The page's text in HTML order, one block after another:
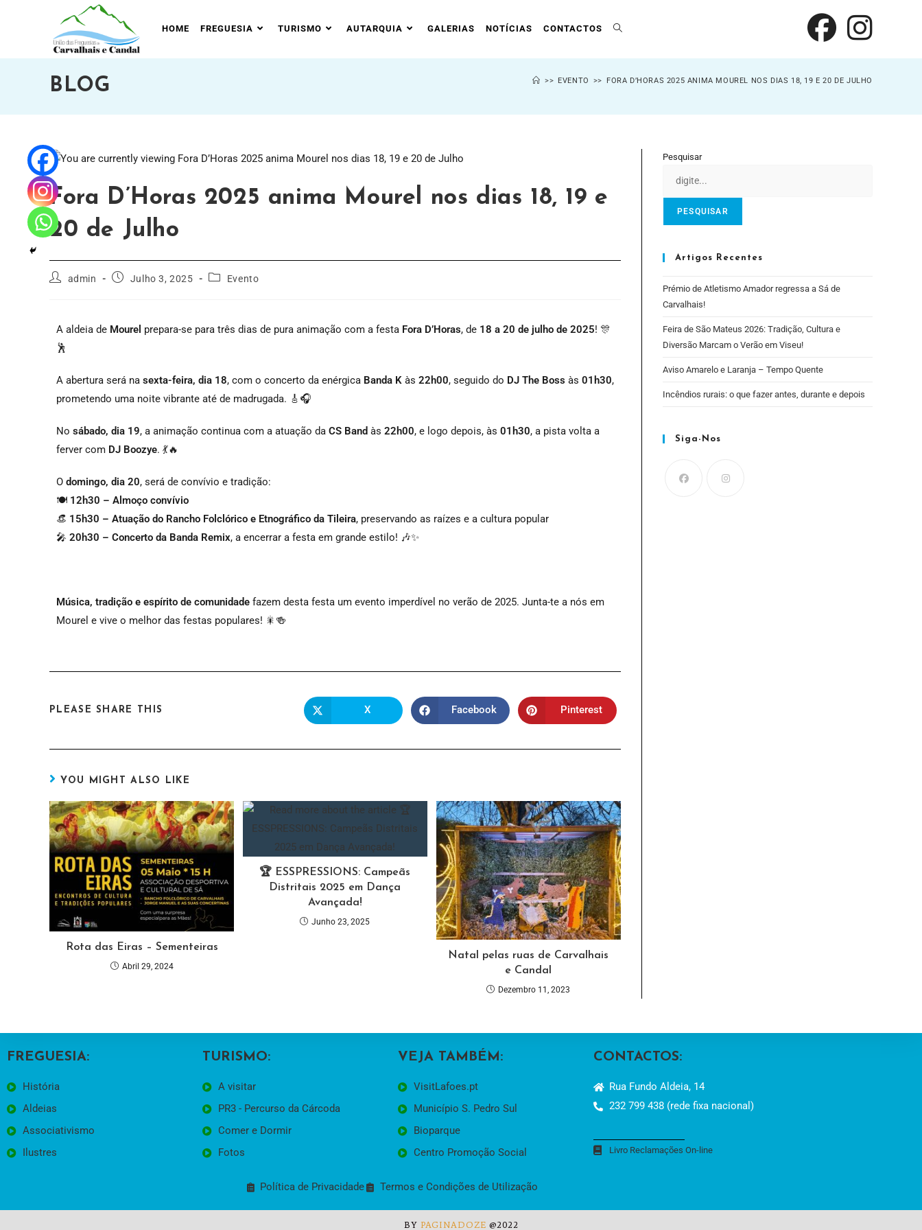
HOME FREGUESIA TURISMO AUTARQUIA GALERIAS NOTÍCIAS CONTACTOS
BLOG >> EVENTO >> FORA D’HORAS 2025 ANIMA MOUREL NOS DIAS 18, 19 E 20 DE JULHO
Fora D’Horas 2025 anima Mourel nos dias 18, 19 e
20 de Julho
admin Julho 3, 2025 Evento
A aldeia de Mourel prepara-se para três dias de pura animação com a festa Fora D’Horas, de 18 a 20 de julho de 2025! 🎊
🕺
A abertura será na sexta-feira, dia 18, com o concerto da enérgica Banda K às 22h00, seguido do DJ The Boss às 01h30,
prometendo uma noite vibrante até de madrugada. 🎸🎧
No sábado, dia 19, a animação continua com a atuação da CS Band às 22h00, e logo depois, às 01h30, a pista volta a
ferver com DJ Boozye. 💃🔥
O domingo, dia 20, será de convívio e tradição:
🍽️ 12h30 – Almoço convívio
👒 15h30 – Atuação do Rancho Folclórico e Etnográfico da Tileira, preservando as raízes e a cultura popular
🎤 20h30 – Concerto da Banda Remix, a encerrar a festa em grande estilo! 🎶✨
Música, tradição e espírito de comunidade fazem desta festa um evento imperdível no verão de 2025. Junta-te a nós em
Mourel e vive o melhor das festas populares! 🎇🍻
PLEASE SHARE THIS X Facebook Pinterest
YOU MIGHT ALSO LIKE
Rota das Eiras – Sementeiras
Abril 29, 2024
🏆 ESSPRESSIONS: Campeãs
Distritais 2025 em Dança
Avançada!
Junho 23, 2025
Natal pelas ruas de Carvalhais
e Candal
Dezembro 11, 2023
Pesquisar
PESQUISAR
Artigos Recentes
Prémio de Atletismo Amador regressa a Sá de
Carvalhais!
Feira de São Mateus 2026: Tradição, Cultura e
Diversão Marcam o Verão em Viseu!
Aviso Amarelo e Laranja – Tempo Quente
Incêndios rurais: o que fazer antes, durante e depois
Siga-Nos
FREGUESIA:
História
Aldeias
Associativismo
Ilustres
TURISMO:
A visitar
PR3 - Percurso da Cárcoda
Comer e Dormir
Fotos
VEJA TAMBÉM:
VisitLafoes.pt
Município S. Pedro Sul
Bioparque
Centro Promoção Social
CONTACTOS:
Rua Fundo Aldeia, 14
232 799 438 (rede fixa nacional)
Livro Reclamações On-line
Política de Privacidade Termos e Condições de Utilização
BY PAGINADOZE @2022